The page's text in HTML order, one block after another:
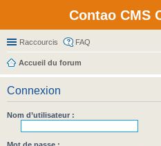
Contao CMS
Raccourcis FAQ
Accueil du forum
Connexion
Nom d’utilisateur :